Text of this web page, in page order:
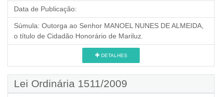
Data de Publicação:
Súmula: Outorga ao Senhor MANOEL NUNES DE ALMEIDA,
o título de Cidadão Honorário de Mariluz.
DETALHES
Lei Ordinária 1511/2009